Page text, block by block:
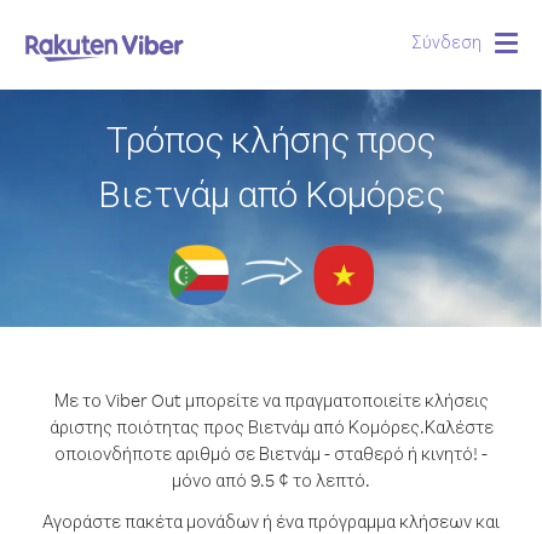
Σύνδεση
Τρόπος κλήσης προς
Βιετνάμ από Κομόρες
Με το Viber Out μπορείτε να πραγματοποιείτε κλήσεις
άριστης ποιότητας προς Βιετνάμ από Κομόρες.Καλέστε
οποιονδήποτε αριθμό σε Βιετνάμ - σταθερό ή κινητό! -
μόνο από 9.5 ¢ το λεπτό.
Αγοράστε πακέτα μονάδων ή ένα πρόγραμμα κλήσεων και